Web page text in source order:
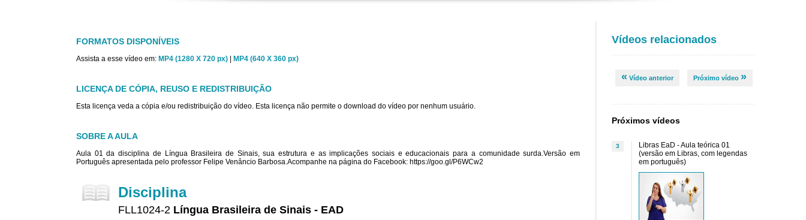
FORMATOS DISPONÍVEIS
Assista a esse vídeo em: MP4 (1280 X 720 px) MP4 (640 X 360 px)
LICENÇA DE CÓPIA, REUSO E REDISTRIBUIÇÃO
Esta licença veda a cópia e/ou redistribuição do vídeo. Esta licença não permite o download do vídeo por nenhum usuário.
SOBRE A AULA
Aula 01 da disciplina de Língua Brasileira de Sinais, sua estrutura e as implicações sociais e educacionais para a comunidade surda.Versão em
Português apresentada pelo professor Felipe Venâncio Barbosa.Acompanhe na página do Facebook: https://goo.gl/P6WCw2
Disciplina
FLL1024-2 Língua Brasileira de Sinais - EAD
Vídeos relacionados
« Vídeo anterior Próximo vídeo »
Próximos vídeos
3
Libras EaD - Aula teórica 01
(versão em Libras, com legendas
em português)